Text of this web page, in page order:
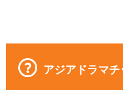
アジアドラマ